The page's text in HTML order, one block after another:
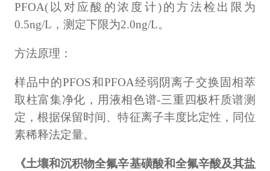
PFOA(以对应酸的浓度计)的方法检出限为
0.5ng/L，测定下限为2.0ng/L。
方法原理：
样品中的PFOS和PFOA经弱阴离子交换固相萃
取柱富集净化，用液相色谱-三重四极杆质谱测
定，根据保留时间、特征离子丰度比定性，同位
素稀释法定量。
《土壤和沉积物全氟辛基磺酸和全氟辛酸及其盐